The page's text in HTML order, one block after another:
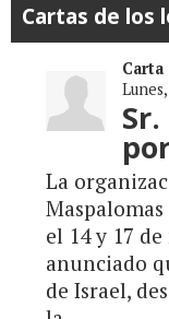
Cartas de los
La
el 14 y 17
anunciado
de Israel,